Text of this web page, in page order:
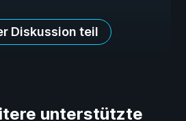
Diskussion teil
unterstützte